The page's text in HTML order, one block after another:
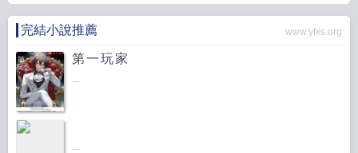
完結小說推薦 www.yfxs.org
第一玩家
...
...